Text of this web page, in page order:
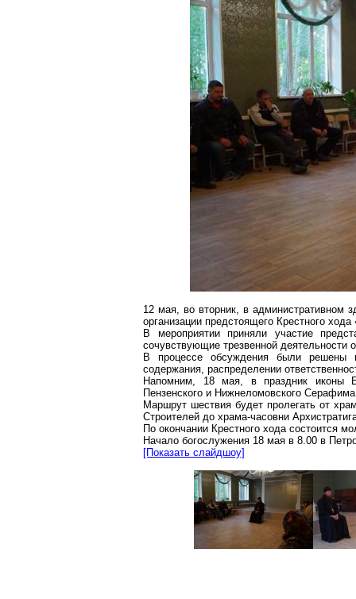
12 мая, во вторник, в административном
организации предстоящего Крестного хода
В мероприятии приняли участие
сочувствующие трезвенной деятельности
В процессе обсуждения были решены
содержания, распределении
Напомним, 18 мая, в праздник иконы
Пензенского и Нижнеломовского
Маршрут шествия будет пролегать от
Строителей до храма-часовни
По окончании Крестного хода состоится
Начало богослужения 18 мая в 8.00 в
[Показать слайдшоу]